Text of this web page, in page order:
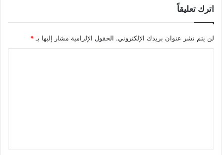
اترك تعليقاً
لن يتم نشر عنوان بريدك الإلكتروني. الحقول الإلزامية مشار إليها بـ*